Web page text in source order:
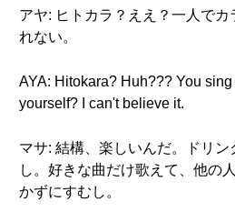
アヤ: ヒトカラ？ええ？一人でカ
れない。
AYA: Hitokara? Huh??? You
yourself? I can't believe it.
マサ: 結構、楽しいんだ。ドリ
し。好きな曲だけ歌えて、他の
かずにすむし。